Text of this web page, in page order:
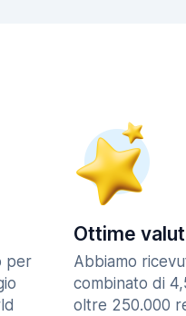
per
Ottime
Abbiamo
combinato di
oltre 250.000